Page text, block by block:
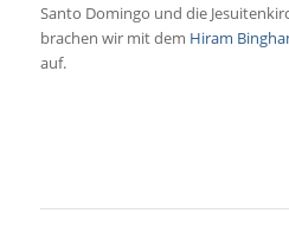
Santo Domingo und die
brachen wir mit dem Hiram
auf.